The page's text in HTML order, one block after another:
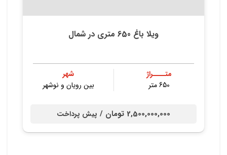
ویلا باغ 650 متری در شمال
متــــراژ
650 متر
شهر
بین رویان و نوشهر
2,500,000,000 تومان / پیش پرداخت